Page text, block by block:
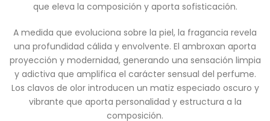
que eleva la composición y aporta sofisticación.
A medida que evoluciona sobre la piel, la fragancia revela
una profundidad cálida y envolvente. El ambroxan aporta
proyección y modernidad, generando una sensación limpia
y adictiva que amplifica el carácter sensual del perfume.
Los clavos de olor introducen un matiz especiado oscuro y
vibrante que aporta personalidad y estructura a la
composición.